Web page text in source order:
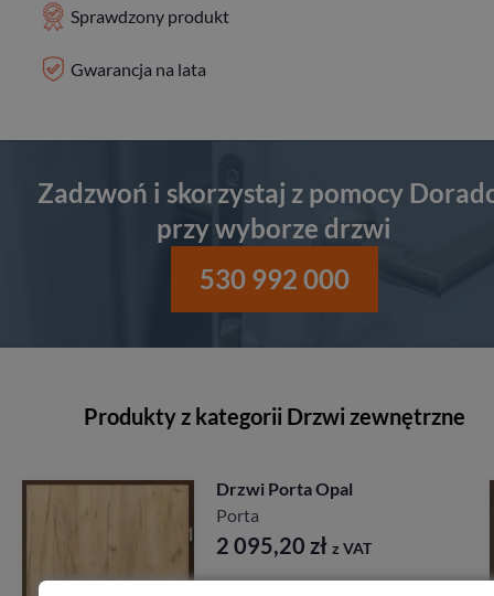
Sprawdzony produkt
Gwarancja na lata
Zadzwoń i skorzystaj z pomocy
przy wyborze drzwi
530 992 000
Produkty z kategorii Drzwi zewnętrzne
Drzwi Porta Akustyczne
27db
Porta